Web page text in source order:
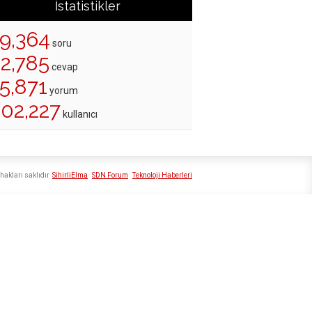
İstatistikler
soru
cevap
yorum
kullanıcı
SihirliElma SDN Forum Teknoloji Haberleri
saklıdır